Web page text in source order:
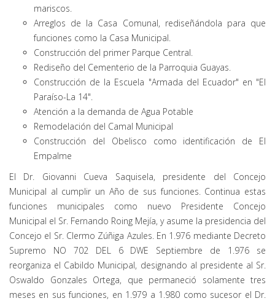
mariscos.
Arreglos de la Casa Comunal, rediseñándola para que
funciones como la Casa Municipal.
Construcción del primer Parque Central.
Rediseño del Cementerio de la Parroquia Guayas.
Construcción de la Escuela "Armada del Ecuador" en "El
Paraíso-La 14".
Atención a la demanda de Agua Potable
Remodelación del Camal Municipal
Construcción del Obelisco como identificación de El
Empalme
El Dr. Giovanni Cueva Saquisela, presidente del Concejo
Municipal al cumplir un Año de sus funciones. Continua estas
funciones municipales como nuevo Presidente Concejo
Municipal el Sr. Fernando Roing Mejía, y asume la presidencia del
Concejo el Sr. Clermo Zúñiga Azules. En 1.976 mediante Decreto
Supremo NO 702 DEL 6 DWE Septiembre de 1.976 se
reorganiza el Cabildo Municipal, designando al presidente al Sr.
Oswaldo Gonzales Ortega, que permaneció solamente tres
meses en sus funciones, en 1.979 a 1.980 como sucesor el Dr.